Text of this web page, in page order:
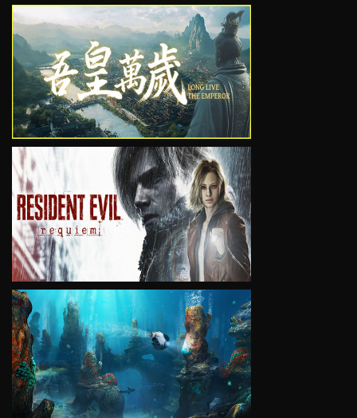
VIEW
VIEW
VIEW